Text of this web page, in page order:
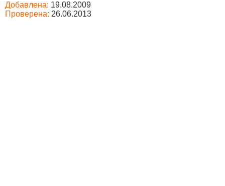
Добавлена: 19.08.2009
Проверена: 26.06.2013